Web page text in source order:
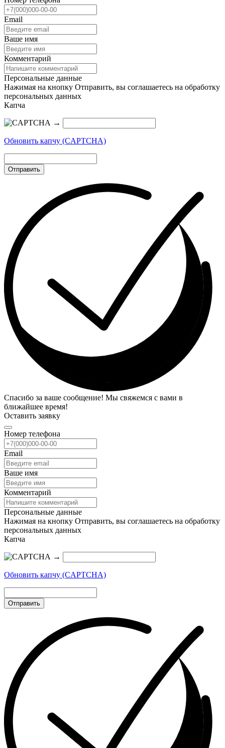
Email
Ваше имя
Комментарий
Персональные данные
Нажимая на кнопку Отправить, вы соглашаетесь на обработку
персональных данных
Капча
→
Обновить капчу (CAPTCHA)
Отправить
Спасибо за ваше сообщение! Мы свяжемся с вами в
ближайшее время!
Оставить заявку
Номер телефона
Email
Ваше имя
Комментарий
Персональные данные
Нажимая на кнопку Отправить, вы соглашаетесь на обработку
персональных данных
Капча
→
Обновить капчу (CAPTCHA)
Отправить